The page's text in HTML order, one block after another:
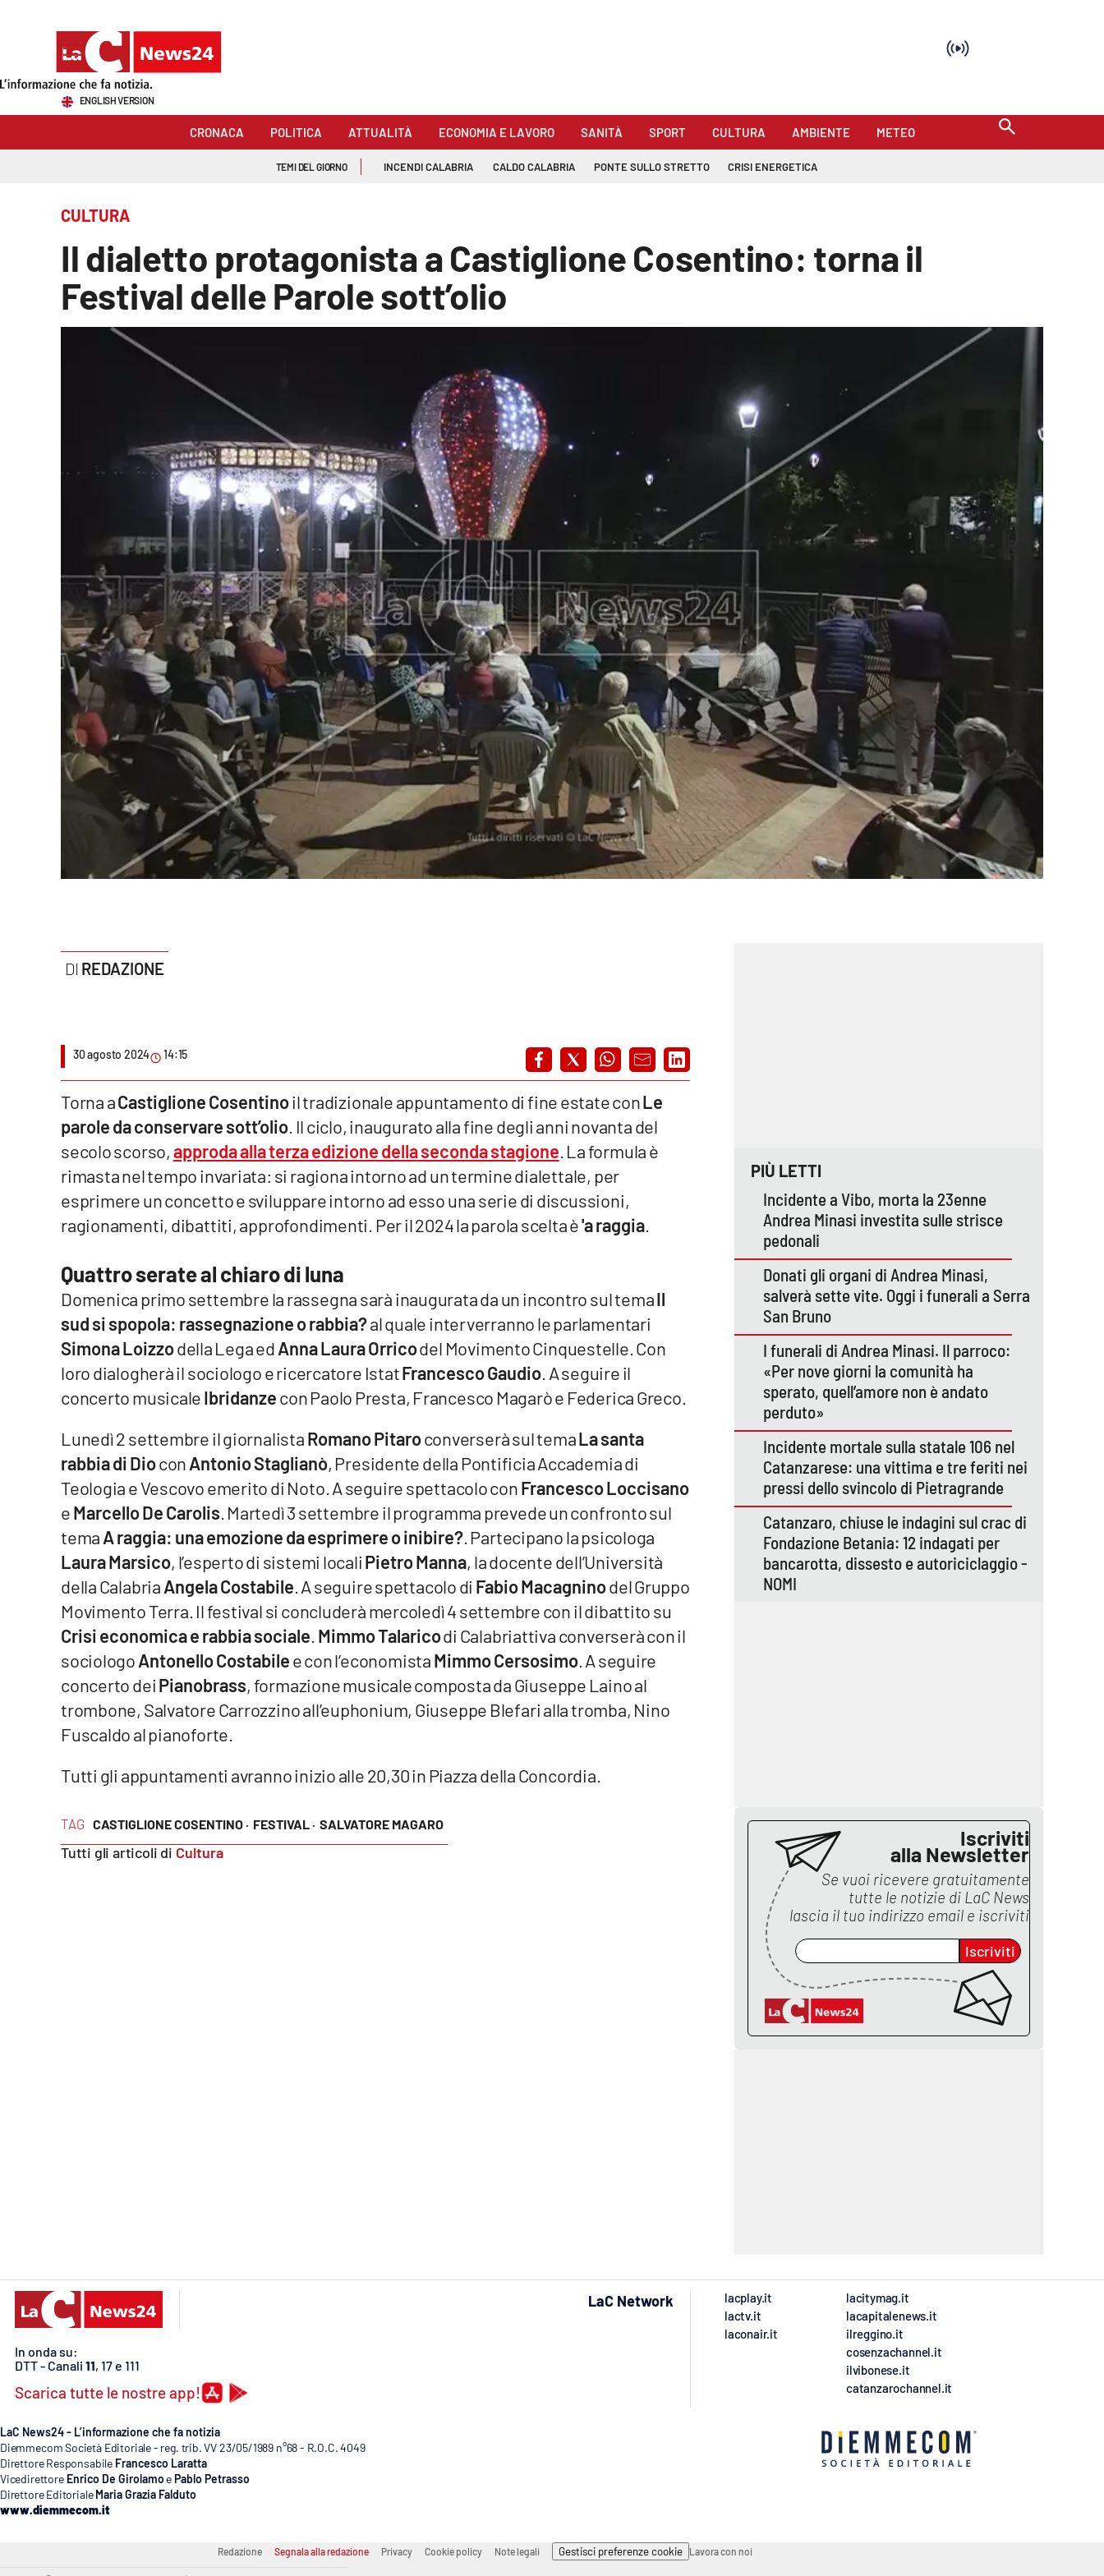
Sezioni
Economia e lavoro
Economia e Lavoro
Parchi Marini Calabria
Imprese Di Calabria
Venti di comunicazione
Streaming
Vibo Valentia
Reggio Calabria
Lamezia Terme
Calabriavisione
Destinazioni
Catanzarochannel.it
App
ENGLISH VERSION
CRONACA POLITICA ATTUALITÀ ECONOMIA E LAVORO SANITÀ SPORT CULTURA AMBIENTE METEO
TEMI DEL GIORNO INCENDI CALABRIA CALDO CALABRIA PONTE SULLO STRETTO CRISI ENERGETICA
CULTURA
Il dialetto protagonista a Castiglione Cosentino: torna il
Festival delle Parole sott’olio
REDAZIONE
30 agosto 2024 14:15
TAG CASTIGLIONE COSENTINO · FESTIVAL · SALVATORE MAGARO
Tutti gli articoli di Cultura
Torna aCastiglione Cosentinoil tradizionale appuntamento di fine estate conLe
parole da conservare sott’olio . Il ciclo, inaugurato alla fine degli anni novanta del
secolo scorso,approda alla terza edizione della seconda stagione . La formula è
rimasta nel tempo invariata: si ragiona intorno ad un termine dialettale, per
esprimere un concetto e sviluppare intorno ad esso una serie di discussioni,
ragionamenti, dibattiti, approfondimenti. Per il 2024 la parola scelta è'a raggia.
Quattro serate al chiaro di luna
Domenica primo settembre la rassegna sarà inaugurata da un incontro sul temaIl
sud si spopola: rassegnazione o rabbia?al quale interverranno le parlamentari
Simona Loizzodella Lega edAnna Laura Orricodel Movimento Cinquestelle. Con
loro dialogherà il sociologo e ricercatore IstatFrancesco Gaudio . A seguire il
concerto musicaleIbridanzecon Paolo Presta, Francesco Magarò e Federica Greco.
Lunedì 2 settembre il giornalistaRomano Pitaroconverserà sul temaLa santa
rabbia di DioconAntonio Staglianò, Presidente della Pontificia Accademia di
Teologia e Vescovo emerito di Noto. A seguire spettacolo conFrancesco Loccisano
eMarcello De Carolis . Martedì 3 settembre il programma prevede un confronto sul
temaA raggia: una emozione da esprimere o inibire?. Partecipano la psicologa
Laura Marsico, l’esperto di sistemi localiPietro Manna, la docente dell’Università
della CalabriaAngela Costabile . A seguire spettacolo di Fabio Macagninodel Gruppo
Movimento Terra. Il festival si concluderà mercoledì 4 settembre con il dibattito su
Crisi economica e rabbia sociale Mimmo Talaricodi Calabriattiva converserà con il
sociologoAntonello Costabilee con l’economistaMimmo Cersosimo. A seguire
concerto deiPianobrass, formazione musicale composta da Giuseppe Laino al
trombone, Salvatore Carrozzino all’euphonium, Giuseppe Blefari alla tromba, Nino
Fuscaldo al pianoforte.
Tutti gli appuntamenti avranno inizio alle 20,30 in Piazza della Concordia.
PIÙ LETTI
Incidente a Vibo, morta la 23enne
Andrea Minasi investita sulle strisce
pedonali
Donati gli organi di Andrea Minasi,
salverà sette vite. Oggi i funerali a Serra
San Bruno
I funerali di Andrea Minasi. Il parroco:
«Per nove giorni la comunità ha
sperato, quell’amore non è andato
perduto»
Incidente mortale sulla statale 106 nel
Catanzarese: una vittima e tre feriti nei
pressi dello svincolo di Pietragrande
Catanzaro, chiuse le indagini sul crac di
Fondazione Betania: 12 indagati per
bancarotta, dissesto e autoriciclaggio -
NOMI
Iscriviti
alla Newsletter
Se vuoi ricevere gratuitamente
tutte le notizie di LaC News
lascia il tuo indirizzo email e iscriviti
Iscriviti
In onda su:
DTT - Canali 11, 17 e 111
Scarica tutte le nostre app!
LaC Network
lacplay.it
lactv.it
laconair.it
lacitymag.it
lacapitalenews.it
ilreggino.it
cosenzachannel.it
ilvibonese.it
catanzarochannel.it
LaC News24 - L’informazione che fa notizia
Diemmecom Società Editoriale - reg. trib. VV 23/05/1989 n°68 - R.O.C. 4049
Direttore Responsabile Francesco Laratta
Vicedirettore Enrico De Girolamo e Pablo Petrasso
Direttore Editoriale Maria Grazia Falduto
www.diemmecom.it
Redazione Segnala alla redazione Privacy Cookie policy Note legali Gestisci preferenze cookie Lavora con noi